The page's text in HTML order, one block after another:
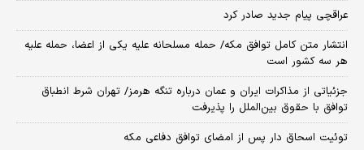
عراقچی پیام جدید صادر کرد
انتشار متن کامل توافق مکه/ حمله مسلحانه علیه یکی از اعضا، حمله علیه
هر سه کشور است
جزئیاتی از مذاکرات ایران و عمان درباره تنگه هرمز/ تهران شرط انطباق
توافق با حقوق بین‌الملل را پذیرفت
توئیت اسحاق دار پس از امضای توافق دفاعی مکه